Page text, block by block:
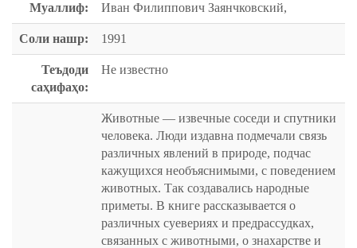
Муаллиф: Иван Филиппович Заянчковский,
Соли нашр: 1991
Теъдоди
саҳифаҳо:
Не известно
Животные — извечные соседи и спутники
человека. Люди издавна подмечали связь
различных явлений в природе, подчас
кажущихся необъяснимыми, с поведением
животных. Так создавались народные
приметы. В книге рассказывается о
различных суевериях и предрассудках,
связанных с животными, о знахарстве и